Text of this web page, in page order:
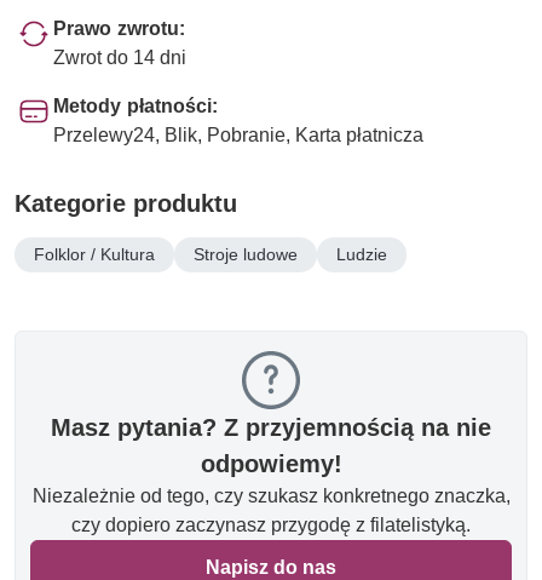
Prawo zwrotu:
Zwrot do 14 dni
Metody płatności:
Przelewy24, Blik, Pobranie, Karta płatnicza
Kategorie produktu
Folklor / Kultura Stroje ludowe Ludzie
Masz pytania? Z przyjemnością na nie
odpowiemy!
Niezależnie od tego, czy szukasz konkretnego znaczka,
czy dopiero zaczynasz przygodę z filatelistyką.
Napisz do nas